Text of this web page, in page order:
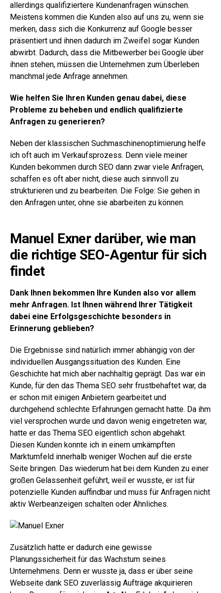
allerdings qualifiziertere Kundenanfragen wünschen.
Meistens kommen die Kunden also auf uns zu, wenn sie
merken, dass sich die Konkurrenz auf Google besser
präsentiert und ihnen dadurch im Zweifel sogar Kunden
abwirbt. Dadurch, dass die Mitbewerber bei Google über
ihnen stehen, müssen die Unternehmen zum Überleben
manchmal jede Anfrage annehmen.
Wie helfen Sie Ihren Kunden genau dabei, diese
Probleme zu beheben und endlich qualifizierte
Anfragen zu generieren?
Neben der klassischen Suchmaschinenoptimierung helfe
ich oft auch im Verkaufsprozess. Denn viele meiner
Kunden bekommen durch SEO dann zwar viele Anfragen,
schaffen es oft aber nicht, diese auch sinnvoll zu
strukturieren und zu bearbeiten. Die Folge: Sie gehen in
den Anfragen unter, ohne sie abarbeiten zu können.
Manuel Exner darüber, wie man
die richtige SEO-Agentur für sich
findet
Dank Ihnen bekommen Ihre Kunden also vor allem
mehr Anfragen. Ist Ihnen während Ihrer Tätigkeit
dabei eine Erfolgsgeschichte besonders in
Erinnerung geblieben?
Die Ergebnisse sind natürlich immer abhängig von der
individuellen Ausgangssituation des Kunden. Eine
Geschichte hat mich aber nachhaltig geprägt. Das war ein
Kunde, für den das Thema SEO sehr frustbehaftet war, da
er schon mit einigen Anbietern gearbeitet und
durchgehend schlechte Erfahrungen gemacht hatte. Da ihm
viel versprochen wurde und davon wenig eingetreten war,
hatte er das Thema SEO eigentlich schon abgehakt.
Diesen Kunden konnte ich in einem umkämpften
Marktumfeld innerhalb weniger Wochen auf die erste
Seite bringen. Das wiederum hat bei dem Kunden zu einer
großen Gelassenheit geführt, weil er wusste, er ist für
potenzielle Kunden auffindbar und muss für Anfragen nicht
aktiv Werbeanzeigen schalten oder Ähnliches.
Zusätzlich hatte er dadurch eine gewisse
Planungssicherheit für das Wachstum seines
Unternehmens. Denn er wusste ja, dass er über seine
Webseite dank SEO zuverlässig Aufträge akquirieren